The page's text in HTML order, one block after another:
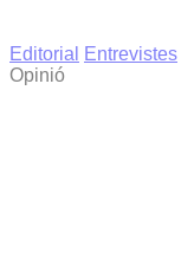
Editorial
Entrevistes
Opinió